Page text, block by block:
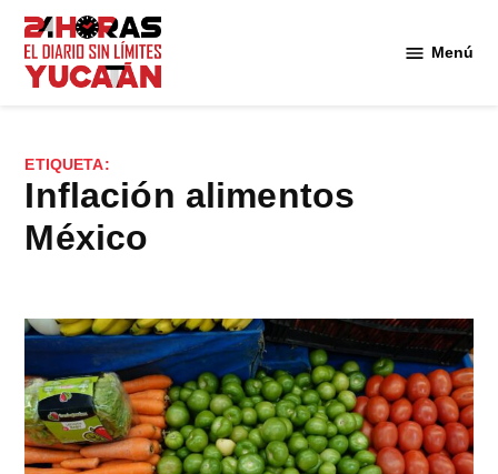
Saltar
contenido
Menú
ETIQUETA:
inflación alimentos
México